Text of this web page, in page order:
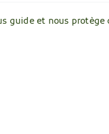
guide et nous